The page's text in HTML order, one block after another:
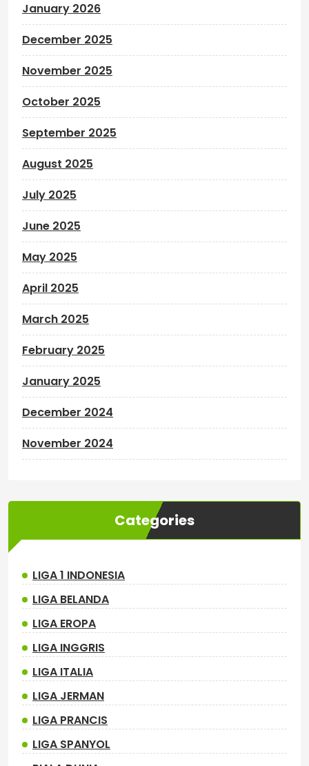
January 2026
December 2025
November 2025
October 2025
September 2025
August 2025
July 2025
June 2025
May 2025
April 2025
March 2025
February 2025
January 2025
December 2024
November 2024
Categories
LIGA 1 INDONESIA
LIGA BELANDA
LIGA EROPA
LIGA INGGRIS
LIGA ITALIA
LIGA JERMAN
LIGA PRANCIS
LIGA SPANYOL